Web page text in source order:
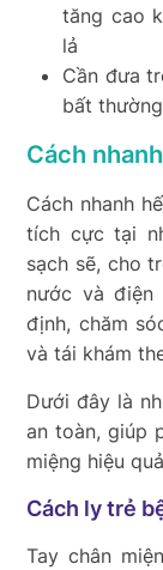
tăng cao
lả
Cần đưa
bất thường
Cách
Cách nhanh
tích cực tại
sạch sẽ, cho
nước và điện
định, chăm
và tái khám
Dưới đây là
an toàn, giúp
miệng hiệu
Cách ly trẻ
Tay chân